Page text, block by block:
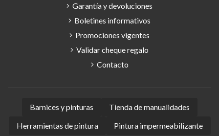
Garantía y devoluciones
Boletines informativos
Promociones vigentes
Validar cheque regalo
Contacto
Barnices y pinturas
Tienda de manualidades
Herramientas de pintura
Pintura impermeabilizante